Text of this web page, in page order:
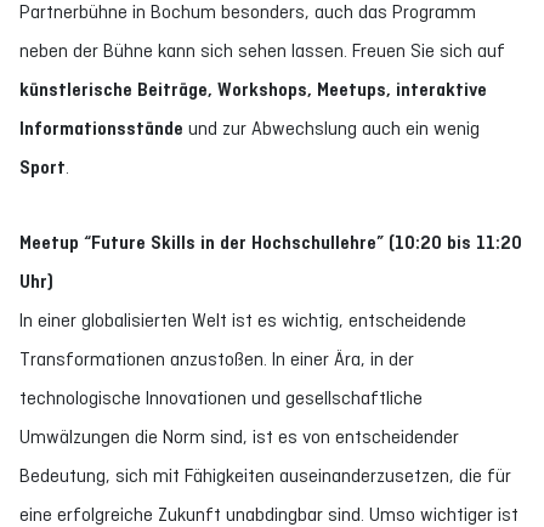
Partnerbühne in Bochum besonders, auch das Programm
neben der Bühne kann sich sehen lassen. Freuen Sie sich auf
künstlerische Beiträge, Workshops, Meetups, interaktive
Informationsstände und zur Abwechslung auch ein wenig
Sport
Meetup “Future Skills in der Hochschullehre” (10:20 bis 11:20
Uhr)
In einer globalisierten Welt ist es wichtig, entscheidende
Transformationen anzustoßen. In einer Ära, in der
technologische Innovationen und gesellschaftliche
Umwälzungen die Norm sind, ist es von entscheidender
Bedeutung, sich mit Fähigkeiten auseinanderzusetzen, die für
eine erfolgreiche Zukunft unabdingbar sind. Umso wichtiger ist